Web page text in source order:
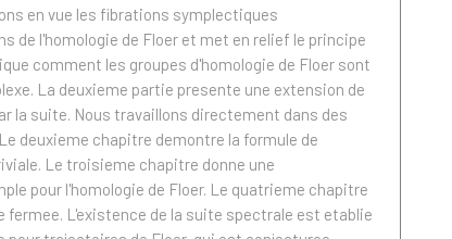
en vue les fibrations symplectiques
de l'homologie de Floer et met en relief le principe
comment les groupes d'homologie de Floer sont
La deuxieme partie presente une extension de
la suite. Nous travaillons directement dans des
deuxieme chapitre demontre la formule de
Le troisieme chapitre donne une
pour l'homologie de Floer. Le quatrieme chapitre
L'existence de la suite spectrale est etablie